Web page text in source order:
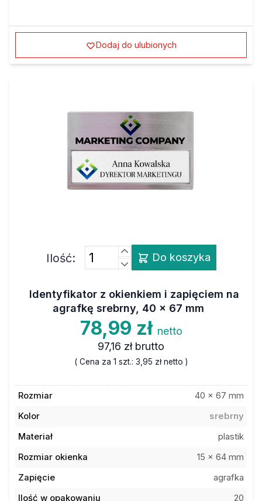
Dodaj do ulubionych
Ilość: Do koszyka
Identyfikator z okienkiem i zapięciem na
agrafkę srebrny, 40 x 67 mm
78,99 zł netto
97,16 zł brutto
( Cena za 1 szt.: 3,95 złnetto )
Rozmiar
40 x 67 mm
Kolor
srebrny
Materiał
plastik
Rozmiar okienka
15 x 64 mm
Zapięcie
agrafka
Ilość w opakowaniu
20